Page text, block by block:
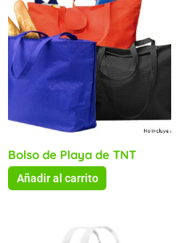
Bolso de Playa de TNT
Añadir al carrito